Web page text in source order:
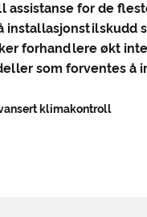
for de
installasjonstilskudd
forhandlere økt
som forventes å
klimakontroll